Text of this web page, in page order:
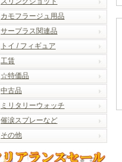
カモフラージュ用品
サープラス関連品
トイ / フィギュア
工賃
☆特価品
中古品
ミリタリーウォッチ
催涙スプレーなど
その他